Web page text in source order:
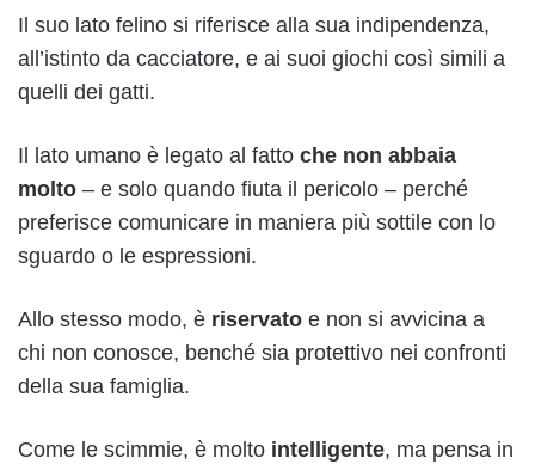
Il suo lato felino si riferisce alla sua indipendenza,
all’istinto da cacciatore, e ai suoi giochi così simili a
quelli dei gatti.
Il lato umano è legato al fatto che non abbaia
molto – e solo quando fiuta il pericolo – perché
preferisce comunicare in maniera più sottile con lo
sguardo o le espressioni.
Allo stesso modo, è riservato e non si avvicina a
chi non conosce, benché sia protettivo nei confronti
della sua famiglia.
Come le scimmie, è molto intelligente, ma pensa in